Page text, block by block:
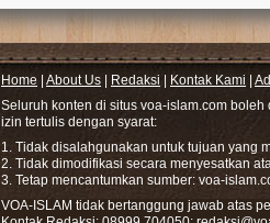
Home About Us Redaksi Kontak Kami
Seluruh konten di situs voa-islam.com
izin tertulis dengan syarat:
1. Tidak disalahgunakan untuk tujuan yang
2. Tidak dimodifikasi secara menyesatkan
3. Tetap mencantumkan sumber: voa-
VOA-ISLAM tidak bertanggung jawab atas